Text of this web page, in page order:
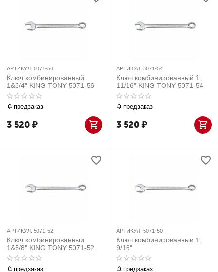
АРТИКУЛ: 5071-56
Ключ комбинированный
1&3/4" KING TONY 5071-56
предзаказ
3 520₽
АРТИКУЛ: 5071-54
Ключ комбинированный 1';
11/16" KING TONY 5071-54
предзаказ
3 520₽
АРТИКУЛ: 5071-52
Ключ комбинированный
1&5/8" KING TONY 5071-52
предзаказ
АРТИКУЛ: 5071-50
Ключ комбинированный 1';
9/16"
предзаказ